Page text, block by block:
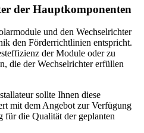
der Hauptkomponenten
und den Wechselrichter
den Förderrichtlinien entspricht.
der Module oder zu
die der Wechselrichter erfüllen
sollte Ihnen diese
mit dem Angebot zur Verfügung
für die Qualität der geplanten